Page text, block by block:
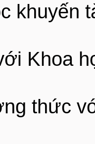
khuyến
Khoa
thức